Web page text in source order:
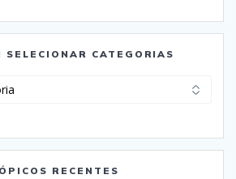
SELECIONAR CATEGORIAS
RECENTES